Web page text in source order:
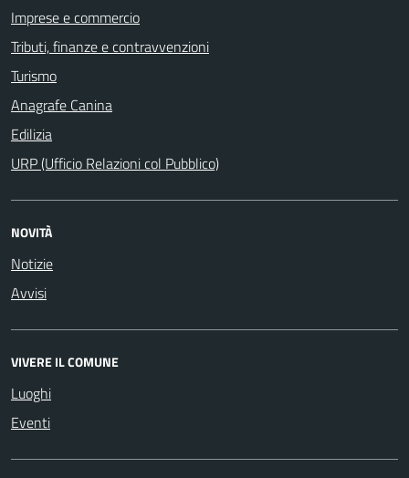
Imprese e commercio
Tributi, finanze e contravvenzioni
Turismo
Anagrafe Canina
Edilizia
URP (Ufficio Relazioni col Pubblico)
NOVITÀ
Notizie
Avvisi
VIVERE IL COMUNE
Luoghi
Eventi